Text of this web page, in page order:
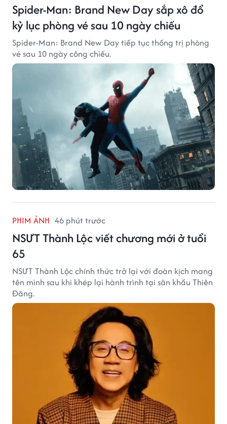
Spider-Man: Brand New Day sắp xô đổ
kỷ lục phòng vé sau 10 ngày chiếu
Spider-Man: Brand New Day tiếp tục thống trị phòng
vé sau 10 ngày công chiếu.
PHIM ẢNH 46 phút trước
NSƯT Thành Lộc viết chương mới ở tuổi
65
NSƯT Thành Lộc chính thức trở lại với đoàn kịch mang
tên mình sau khi khép lại hành trình tại sân khấu Thiên
Đăng.